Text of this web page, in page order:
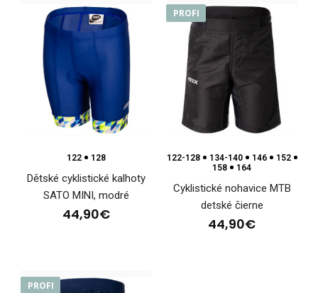
Cyklistické šortky RAPTO
120,90€
Cyklistické šortky RAPTOCyklistické šortky RAPTO sú
navrhnuté tak, aby poskytovali maximá..
122 128
Dětské cyklistické kalhoty
SATO MINI, modré
44,90€
PROFI
122-128 134-140 146
152
158
164
Cyklistické nohavice MTB
detské čierne
44,90€
PROFI